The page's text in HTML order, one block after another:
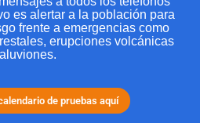
es alertar a la población para
frente a emergencias como
erupciones volcánicas
de pruebas aquí